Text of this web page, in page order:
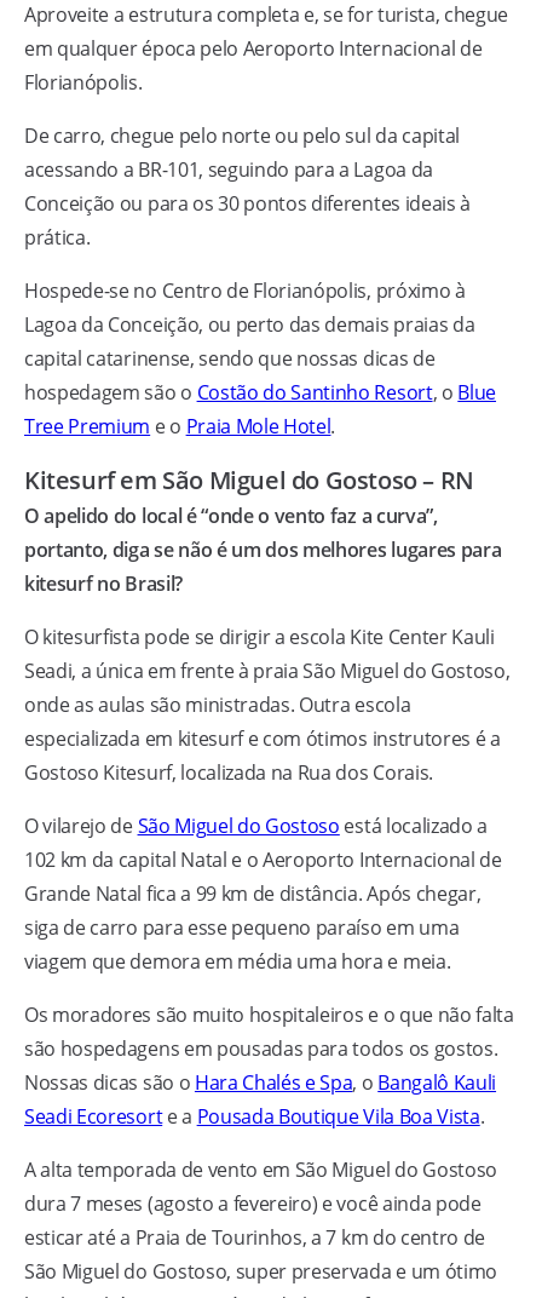
Aproveite a estrutura completa e, se for turista, chegue
em qualquer época pelo Aeroporto Internacional de
Florianópolis.
De carro, chegue pelo norte ou pelo sul da capital
acessando a BR-101, seguindo para a Lagoa da
Conceição ou para os 30 pontos diferentes ideais à
prática.
Hospede-se no Centro de Florianópolis, próximo à
Lagoa da Conceição, ou perto das demais praias da
capital catarinense, sendo que nossas dicas de
hospedagem são o Costão do Santinho Resort, o Blue
Tree Premium e o Praia Mole Hotel.
Kitesurf em São Miguel do Gostoso – RN
O apelido do local é “onde o vento faz a curva”,
portanto, diga se não é um dos melhores lugares para
kitesurf no Brasil?
O kitesurfista pode se dirigir a escola Kite Center Kauli
Seadi, a única em frente à praia São Miguel do Gostoso,
onde as aulas são ministradas. Outra escola
especializada em kitesurf e com ótimos instrutores é a
Gostoso Kitesurf, localizada na Rua dos Corais.
O vilarejo deSão Miguel do Gostoso está localizado a
102 km da capital Natal e o Aeroporto Internacional de
Grande Natal fica a 99 km de distância. Após chegar,
siga de carro para esse pequeno paraíso em uma
viagem que demora em média uma hora e meia.
Os moradores são muito hospitaleiros e o que não falta
são hospedagens em pousadas para todos os gostos.
Nossas dicas são o Hara Chalés e Spa, o Bangalô Kauli
Seadi Ecoresorte a Pousada Boutique Vila Boa Vista.
A alta temporada de vento em São Miguel do Gostoso
dura 7 meses (agosto a fevereiro) e você ainda pode
esticar até a Praia de Tourinhos, a 7 km do centro de
São Miguel do Gostoso, super preservada e um ótimo